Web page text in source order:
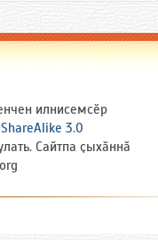
илнисемсӗр
3.0
Сайтпа ҫыхӑннӑ